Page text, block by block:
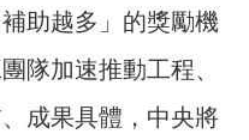
助越多」的獎勵機
隊加速推動工程、
成果具體，中央將